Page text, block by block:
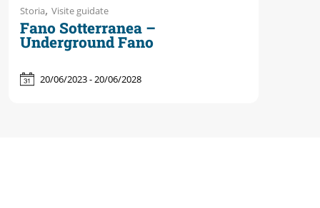
Storia, Visite guidate
Fano Sotterranea –
Underground Fano
20/06/2023 - 20/06/2028